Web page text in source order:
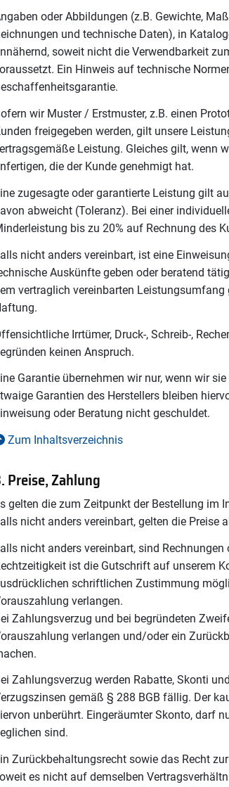
oder Abbildungen (z.B. Gewichte,
und technische Daten), in
soweit nicht die Verwendbarkeit
Ein Hinweis auf technische
wir Muster / Erstmuster, z.B. einen
freigegeben werden, gilt unsere
Leistung. Gleiches gilt, wenn
die der Kunde genehmigt hat.
zugesagte oder garantierte Leistung gilt
abweicht (Toleranz). Bei einer
bis zu 20% auf Rechnung des
nicht anders vereinbart, ist eine
Auskünfte geben oder beratend
vertraglich vereinbarten
Irrtümer, Druck-, Schreib-,
keinen Anspruch.
Garantie übernehmen wir nur, wenn wir
Garantien des Herstellers bleiben
oder Beratung nicht geschuldet.
Zum Inhaltsverzeichnis
Preise, Zahlung
gelten die zum Zeitpunkt der Bestellung im
nicht anders vereinbart, gelten die Preise
nicht anders vereinbart, sind
ist die Gutschrift auf unserem
schriftlichen Zustimmung
verlangen.
Zahlungsverzug und bei begründeten
verlangen und/oder ein
Zahlungsverzug werden Rabatte, Skonti
gemäß § 288 BGB fällig. Der
unberührt. Eingeräumter Skonto, darf
sind.
Zurückbehaltungsrecht sowie das Recht
es nicht auf demselben